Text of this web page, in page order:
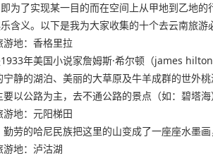
为了实现某一目的而在空间上从甲地到乙地
含义。以下是我为大家收集的十个去云南旅游
地：香格里拉
1933年美国小说家詹姆斯·希尔顿（james
静的湖泊、美丽的大草原及牛羊成群的世外桃
以公路为主，去不通公路的景点（如：碧塔海
地：元阳梯田
劳的哈尼民族把这里的山变成了一座座水墨
地：泸沽湖